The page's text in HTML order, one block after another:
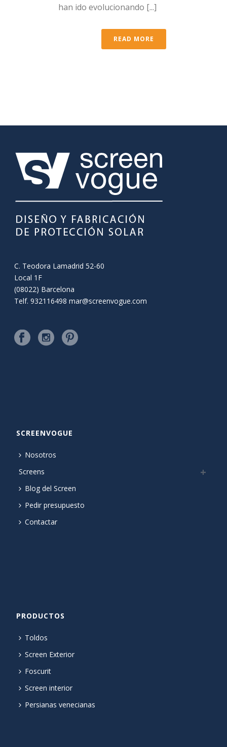
han ido evolucionando [...]
READ MORE
C. Teodora Lamadrid 52-60
Local 1F
(08022) Barcelona
Telf. 932116498mar@screenvogue.com
SCREENVOGUE
Nosotros
Screens
Blog del Screen
Pedir presupuesto
Contactar
PRODUCTOS
Toldos
Screen Exterior
Foscurit
Screen interior
Persianas venecianas